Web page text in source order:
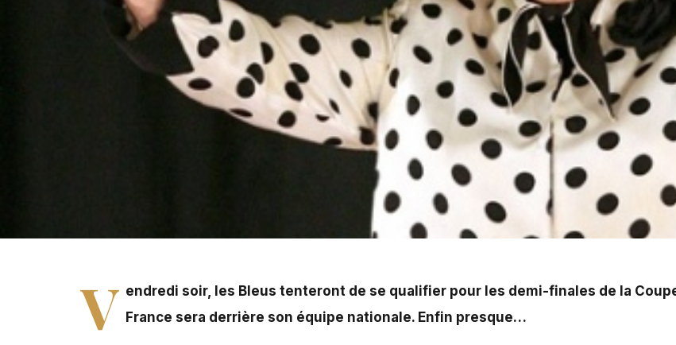
V endredi soir, les Bleus tenteront de se qualifier pour les demi-finales de la
France sera derrière son équipe nationale. Enfin presque…